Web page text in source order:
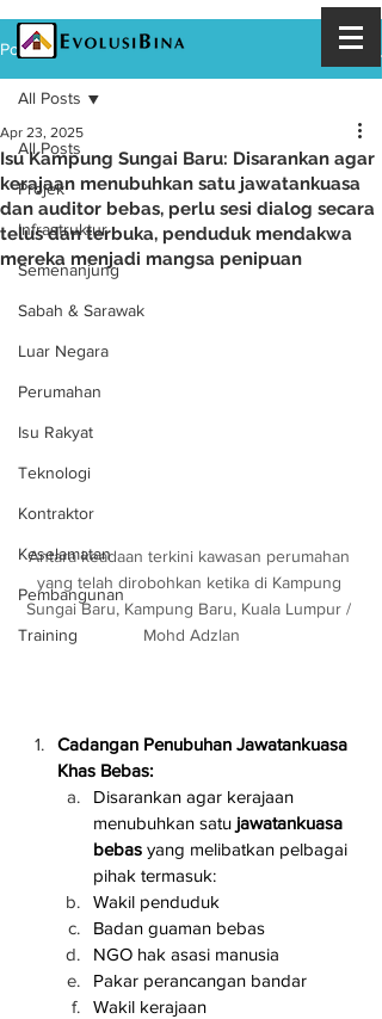
Post
All Posts
Projek
Infrastruktur
Semenanjung
Sabah & Sarawak
Luar Negara
Perumahan
Isu Rakyat
Teknologi
Kontraktor
Keselamatan
Pembangunan
Training
All Posts
Isu Kampung Sungai Baru: Disarankan agar
kerajaan menubuhkan satu jawatankuasa
dan auditor bebas, perlu sesi dialog secara
telus dan terbuka, penduduk mendakwa
mereka menjadi mangsa penipuan
Apr 23, 2025
Antara keadaan terkini kawasan perumahan
yang telah dirobohkan ketika di Kampung
Sungai Baru, Kampung Baru, Kuala Lumpur /
Mohd Adzlan
Cadangan Penubuhan Jawatankuasa
Khas Bebas:
Disarankan agar kerajaan
menubuhkan satu jawatankuasa
bebas yang melibatkan pelbagai
pihak termasuk:
Wakil penduduk
Badan guaman bebas
NGO hak asasi manusia
Pakar perancangan bandar
Wakil kerajaan